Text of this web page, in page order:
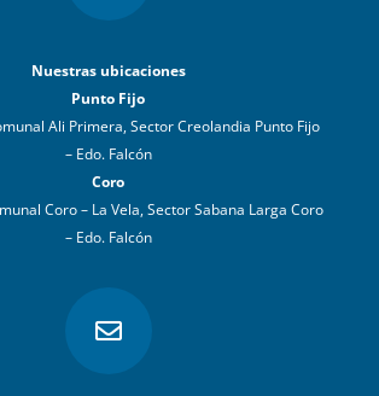
Nuestras ubicaciones
Punto Fijo
Ali Primera, Sector Creolandia Punto Fijo
– Edo. Falcón
Coro
Coro – La Vela, Sector Sabana Larga Coro
– Edo. Falcón
